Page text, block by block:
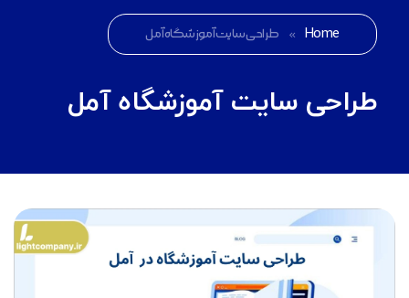
Home
» طراحی سایت آموزشگاه آمل
طراحی سایت آموزشگاه آمل